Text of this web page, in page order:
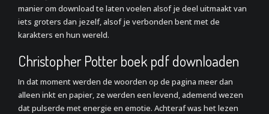
manier om download te laten voelen alsof je deel uitmaakt van
iets groters dan jezelf, alsof je verbonden bent met de
karakters en hun wereld.
Christopher Potter boek pdf downloaden
In dat moment werden de woorden op de pagina meer dan
alleen inkt en papier, ze werden een levend, ademend wezen
dat pulserde met energie en emotie. Achteraf was het lezen